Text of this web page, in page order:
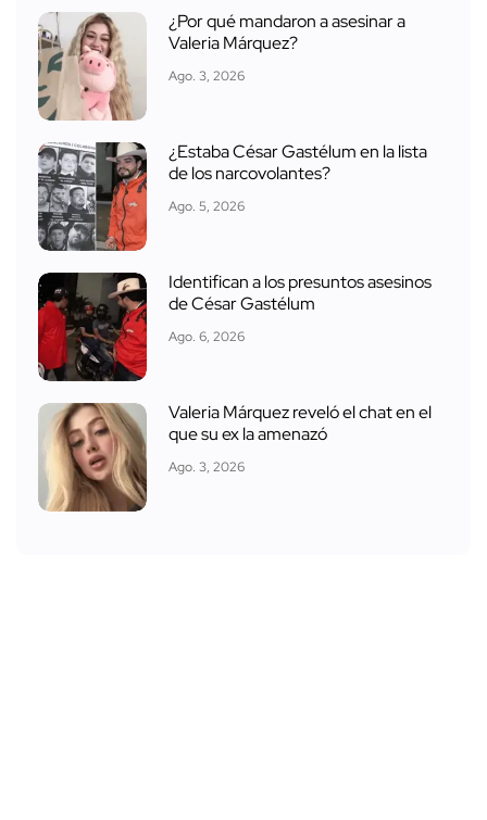
¿Por qué mandaron a asesinar a
Valeria Márquez?
Ago. 3, 2026
¿Estaba César Gastélum en la lista
de los narcovolantes?
Ago. 5, 2026
Identifican a los presuntos asesinos
de César Gastélum
Ago. 6, 2026
Valeria Márquez reveló el chat en el
que su ex la amenazó
Ago. 3, 2026